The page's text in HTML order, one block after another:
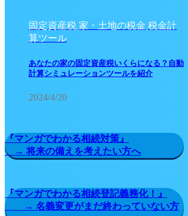
固定資産税 家・土地の税金 税金計
算ツール
あなたの家の固定資産税いくらになる？自動
計算シミュレーションツールを紹介
2024/4/20
『マンガでわかる相続対策』
→ 将来の備えを考えたい方へ
『マンガでわかる相続登記義務化！』
→ 名義変更がまだ終わっていない方